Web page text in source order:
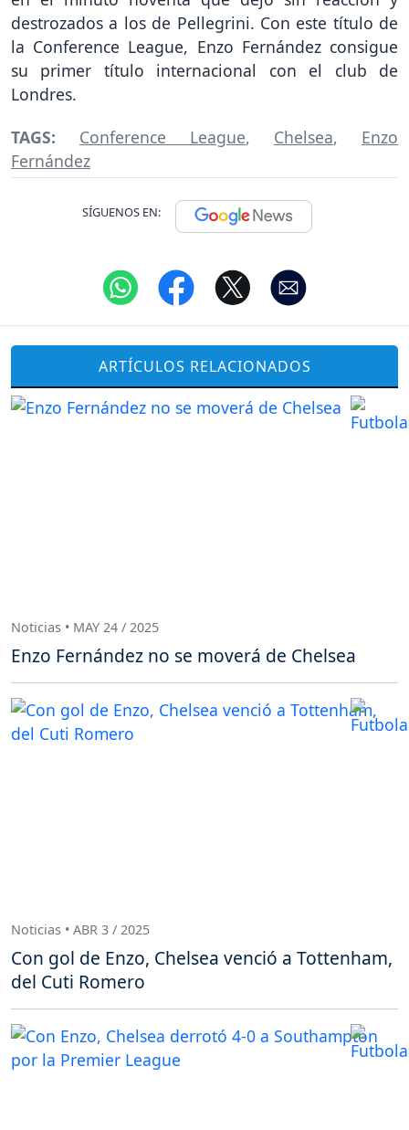
destrozados a los de Pellegrini. Con este título de
la Conference League, Enzo Fernández consigue
su primer título internacional con el club de
Londres.
TAGS: Conference League, Chelsea, Enzo
Fernández
SÍGUENOS EN:
ARTÍCULOS RELACIONADOS
Noticias • MAY 24 / 2025
Enzo Fernández no se moverá de Chelsea
Noticias • ABR 3 / 2025
Con gol de Enzo, Chelsea venció a Tottenham,
del Cuti Romero